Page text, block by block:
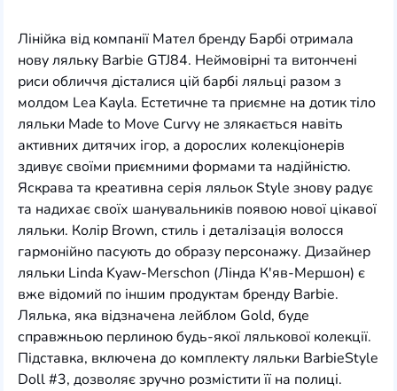
Лінійка від компанії Мател бренду Барбі отримала
нову ляльку Barbie GTJ84. Неймовірні та витончені
риси обличчя дісталися цій барбі ляльці разом з
молдом Lea Kayla. Естетичне та приємне на дотик тіло
ляльки Made to Move Curvy не злякається навіть
активних дитячих ігор, а дорослих колекціонерів
здивує своїми приємними формами та надійністю.
Яскрава та креативна серія ляльок Style знову радує
та надихає своїх шанувальників появою нової цікавої
ляльки. Колір Brown, стиль і деталізація волосся
гармонійно пасують до образу персонажу. Дизайнер
ляльки Linda Kyaw-Merschon (Лінда К'яв-Мершон) є
вже відомий по іншим продуктам бренду Barbie.
Лялька, яка відзначена лейблом Gold, буде
справжньою перлиною будь-якої лялькової колекції.
Підставка, включена до комплекту ляльки BarbieStyle
Doll #3, дозволяє зручно розмістити її на полиці.